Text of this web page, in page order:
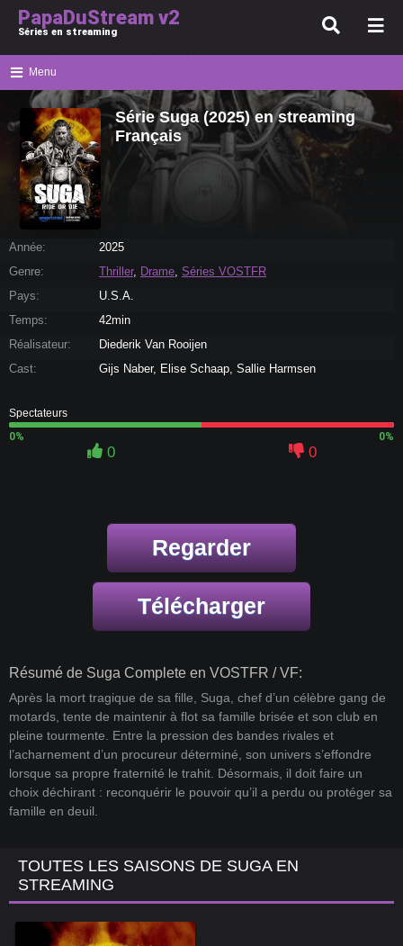
PapaDuStream v2
Séries en streaming
Menu
Série Suga (2025) en streaming
Français
Année:
2025
Genre:
Thriller, Drame, Séries VOSTFR
Pays:
U.S.A.
Temps:
42min
Réalisateur:
Diederik Van Rooijen
Cast:
Gijs Naber, Elise Schaap, Sallie Harmsen
Spectateurs
0%
0%
0 0
Regarder
Télécharger
Résumé de Suga Complete en VOSTFR / VF:
Après la mort tragique de sa fille, Suga, chef d’un célèbre gang de
motards, tente de maintenir à flot sa famille brisée et son club en
pleine tourmente. Entre la pression des bandes rivales et
l’acharnement d’un procureur déterminé, son univers s’effondre
lorsque sa propre fraternité le trahit. Désormais, il doit faire un
choix déchirant : reconquérir le pouvoir qu’il a perdu ou protéger sa
famille en deuil.
TOUTES LES SAISONS DE SUGA EN
STREAMING